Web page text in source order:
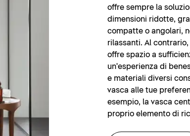
offre sempre la
dimensioni ridotte,
compatte o angolari,
rilassanti. Al
offre spazio a
un'esperienza di
e materiali diversi
vasca alle tue
esempio, la vasca
proprio elemento di